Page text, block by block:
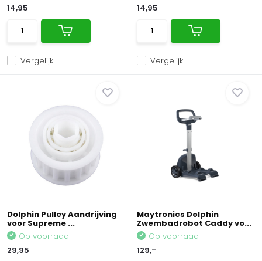
Vergelijk
14,95
Vergelijk
14,95
Dolphin Pulley Aandrijving
voor Supreme ...
Op voorraad
29,95
Maytronics Dolphin
Zwembadrobot Caddy vo...
Op voorraad
129,-